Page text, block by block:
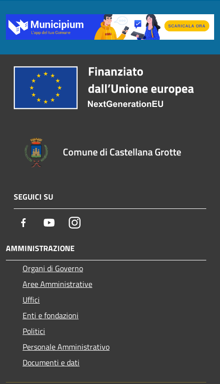
Comune di Castellana Grotte
SEGUICI SU
Facebook YoutubeInstagram
AMMINISTRAZIONE
Organi di Governo
Aree Amministrative
Uffici
Enti e fondazioni
Politici
Personale Amministrativo
Documenti e dati